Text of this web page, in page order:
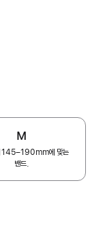
M
145–190mm에 맞는
밴드.